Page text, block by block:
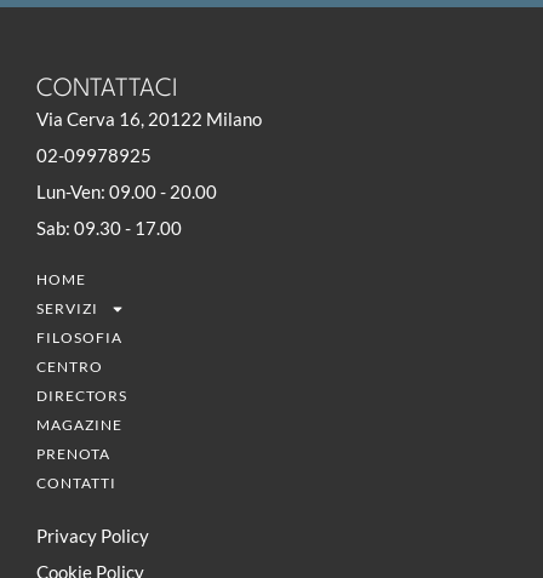
CONTATTACI
Via Cerva 16, 20122 Milano
02-09978925
Lun-Ven: 09.00 - 20.00
Sab: 09.30 - 17.00
HOME
SERVIZI
FILOSOFIA
CENTRO
DIRECTORS
MAGAZINE
PRENOTA
CONTATTI
Privacy Policy
Cookie Policy